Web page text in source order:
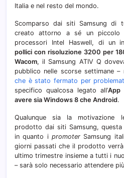
Italia e nel resto del mondo.
Scomparso dai siti Samsung di
creato attorno a sé un piccolo
processori Intel Haswell, di un
pollici con risoluzione 3200 per
Wacom, il Samsung ATIV Q
pubblico nelle scorse settimane –
che è stato fermato per
specifico qualcosa legato all’App
avere sia Windows 8 che Android.
Qualunque sia la motivazione
prodotto dai siti Samsung, questa
in quanto i promoter Samsung
giorni passati che il prodotto
ultimo trimestre insieme a tutti i
– sarà solo necessario attendere